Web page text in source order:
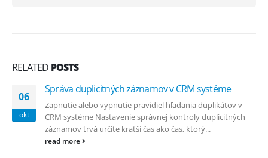
RELATED POSTS
06
okt
Správa duplicitných záznamov v CRM systéme
Zapnutie alebo vypnutie pravidiel hľadania duplikátov v
CRM systéme Nastavenie správnej kontroly duplicitných
záznamov trvá určite kratší čas ako čas, ktorý...
read more